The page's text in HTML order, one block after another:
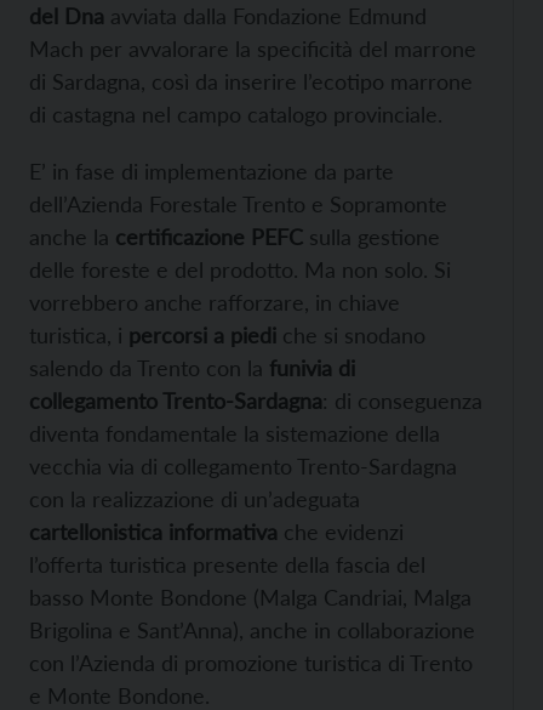
del Dna avviata dalla Fondazione Edmund
Mach per avvalorare la specificità del marrone
di Sardagna, così da inserire l’ecotipo marrone
di castagna nel campo catalogo provinciale.
E’ in fase di implementazione da parte
dell’Azienda Forestale Trento e Sopramonte
anche la certificazione PEFC sulla gestione
delle foreste e del prodotto. Ma non solo. Si
vorrebbero anche rafforzare, in chiave
turistica, i percorsi a piedi che si snodano
salendo da Trento con la funivia di
collegamento Trento-Sardagna: di conseguenza
diventa fondamentale la sistemazione della
vecchia via di collegamento Trento-Sardagna
con la realizzazione di un’adeguata
cartellonistica informativa che evidenzi
l’offerta turistica presente della fascia del
basso Monte Bondone (Malga Candriai, Malga
Brigolina e Sant’Anna), anche in collaborazione
con l’Azienda di promozione turistica di Trento
e Monte Bondone.